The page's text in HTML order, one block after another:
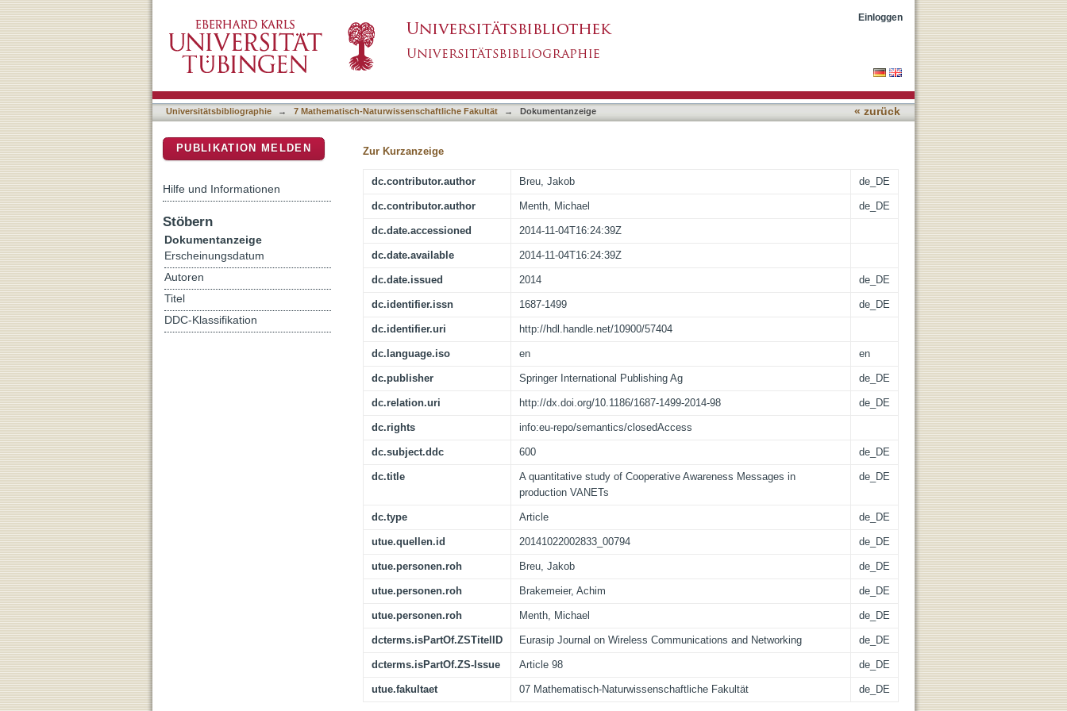
Einloggen
Universitätsbibliographie → 7 Mathematisch-Naturwissenschaftliche Fakultät → Dokumentanzeige « zurück
Zur Kurzanzeige
dc.contributor.author Breu, Jakob de_DE
dc.contributor.author Menth, Michael de_DE
dc.date.accessioned 2014-11-04T16:24:39Z
dc.date.available 2014-11-04T16:24:39Z
dc.date.issued 2014 de_DE
dc.identifier.issn 1687-1499 de_DE
dc.identifier.uri http://hdl.handle.net/10900/57404
dc.language.iso en en
dc.publisher Springer International Publishing Ag de_DE
dc.relation.uri http://dx.doi.org/10.1186/1687-1499-2014-98 de_DE
dc.rights info:eu-repo/semantics/closedAccess
dc.subject.ddc 600 de_DE
dc.title
A quantitative study of Cooperative Awareness Messages in
production VANETs
de_DE
dc.type Article de_DE
utue.quellen.id 20141022002833_00794 de_DE
utue.personen.roh Breu, Jakob de_DE
utue.personen.roh Brakemeier, Achim de_DE
utue.personen.roh Menth, Michael de_DE
dcterms.isPartOf.ZSTitelID Eurasip Journal on Wireless Communications and Networking de_DE
dcterms.isPartOf.ZS-Issue Article 98 de_DE
utue.fakultaet 07 Mathematisch-Naturwissenschaftliche Fakultät de_DE
PUBLIKATION MELDEN
Hilfe und Informationen
Stöbern
Dokumentanzeige
Erscheinungsdatum
Autoren
Titel
DDC-Klassifikation